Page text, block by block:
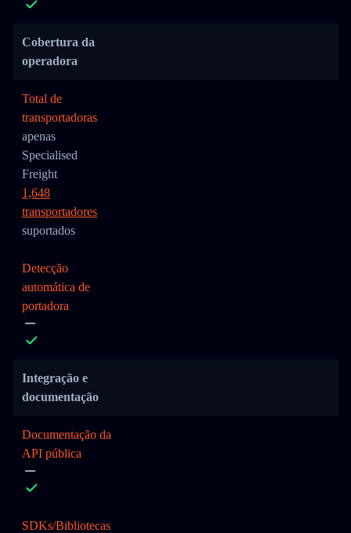
Cobertura da
operadora
Total de
transportadoras
apenas
Specialised
Freight
1,648
transportadores
suportados
Detecção
automática de
portadora
Integração e
documentação
Documentação da
API pública
SDKs/Bibliotecas